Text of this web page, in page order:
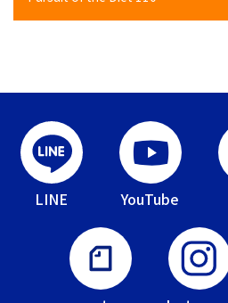
LINE YouTube